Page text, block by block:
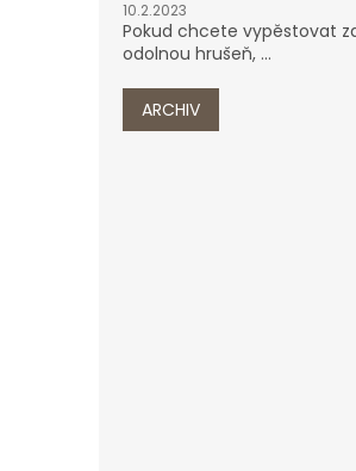
10.2.2023
Pokud chcete vypěstovat
odolnou hrušeň, ...
ARCHIV